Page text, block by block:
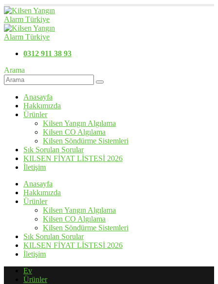
0312 911 38 93
Arama
Anasayfa
Hakkımızda
Ürünler
Kilsen Yangın Algılama
Kilsen CO Algılama
Kilsen Söndürme Sistemleri
Sık Sorulan Sorular
KILSEN FİYAT LİSTESİ 2026
İletişim
Anasayfa
Hakkımızda
Ürünler
Kilsen Yangın Algılama
Kilsen CO Algılama
Kilsen Söndürme Sistemleri
Sık Sorulan Sorular
KILSEN FİYAT LİSTESİ 2026
İletişim
Ev
Ürünler